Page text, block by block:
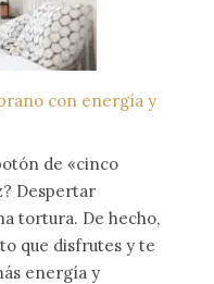
con energía y
de «cinco
Despertar
tortura. De hecho,
que disfrutes y te
energía y